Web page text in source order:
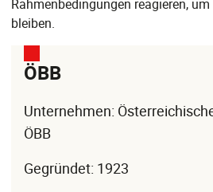
Rahmenbedingungen reagieren,
bleiben.
ÖBB
Unternehmen:
ÖBB
Gegründet: 1923